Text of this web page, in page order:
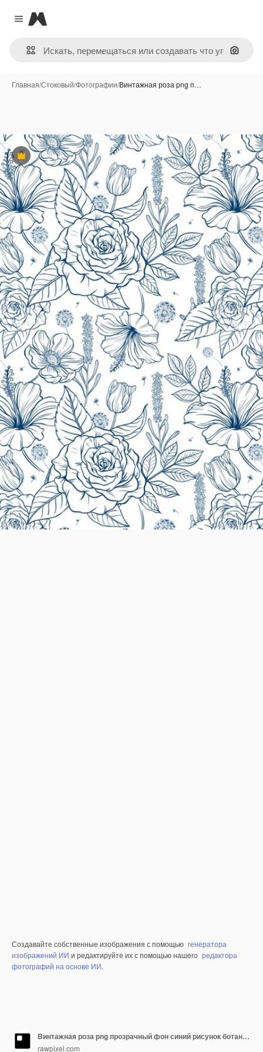
Close menu
Magnific
Поиск
Главная/Стоковый/Фотографии/Винтажная роза png п…
Премиум
Создавайте собственные изображения с помощью генератора
изображений ИИ и редактируйте их с помощью нашего редактора
фотографий на основе ИИ.
Винтажная роза png прозрачный фон синий рисунок ботаническая иллюстрация
rawpixel.com